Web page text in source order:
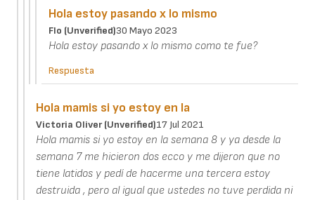
Hola estoy pasando x lo mismo
Flo (unverified)30 Mayo 2023
Hola estoy pasando x lo mismo como te fue?
Respuesta
Hola mamis si yo estoy en la
Victoria Oliver (unverified)17 Jul 2021
Hola mamis si yo estoy en la semana 8 y ya desde la
semana 7 me hicieron dos ecco y me dijeron que no
tiene latidos y pedí de hacerme una tercera estoy
destruida , pero al igual que ustedes no tuve perdida ni